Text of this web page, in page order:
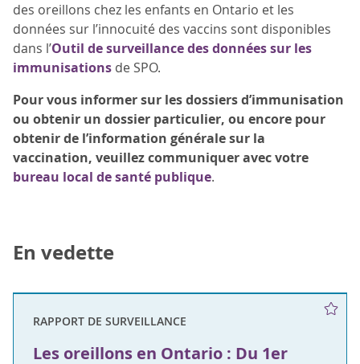
des oreillons chez les enfants en Ontario et les
données sur l’innocuité des vaccins sont disponibles
dans l’Outil de surveillance des données sur les
immunisations de SPO.
Pour vous informer sur les dossiers d’immunisation
ou obtenir un dossier particulier, ou encore pour
obtenir de l’information générale sur la
vaccination, veuillez communiquer avec votre
bureau local de santé publique.
En vedette
RAPPORT DE SURVEILLANCE
Les oreillons en Ontario : Du 1er